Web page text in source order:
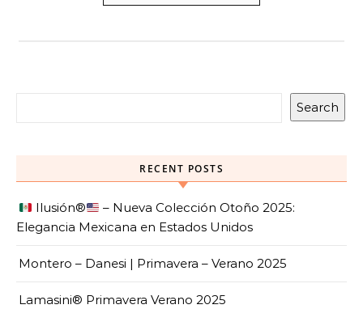
Search
RECENT POSTS
Ilusión®️
– Nueva Colección Otoño 2025:
Elegancia Mexicana en Estados Unidos
Montero – Danesi | Primavera – Verano 2025
Lamasini® Primavera Verano 2025